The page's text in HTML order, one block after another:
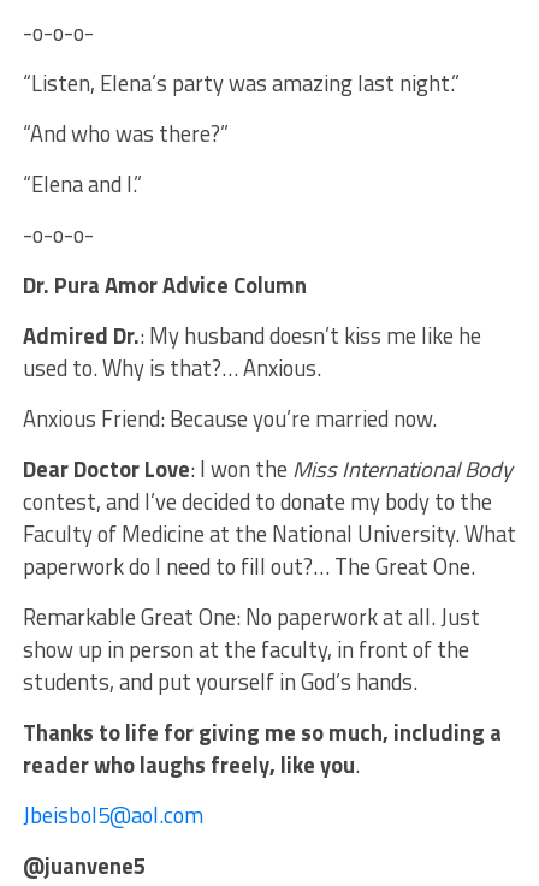
-o-o-o-
“Listen, Elena’s party was amazing last night.”
“And who was there?”
“Elena and I.”
-o-o-o-
Dr. Pura Amor Advice Column
Admired Dr.: My husband doesn’t kiss me like he
used to. Why is that?… Anxious.
Anxious Friend: Because you’re married now.
Dear Doctor Love: I won the Miss International Body
contest, and I’ve decided to donate my body to the
Faculty of Medicine at the National University. What
paperwork do I need to fill out?… The Great One.
Remarkable Great One: No paperwork at all. Just
show up in person at the faculty, in front of the
students, and put yourself in God’s hands.
Thanks to life for giving me so much, including a
reader who laughs freely, like you.
Jbeisbol5@aol.com
@juanvene5